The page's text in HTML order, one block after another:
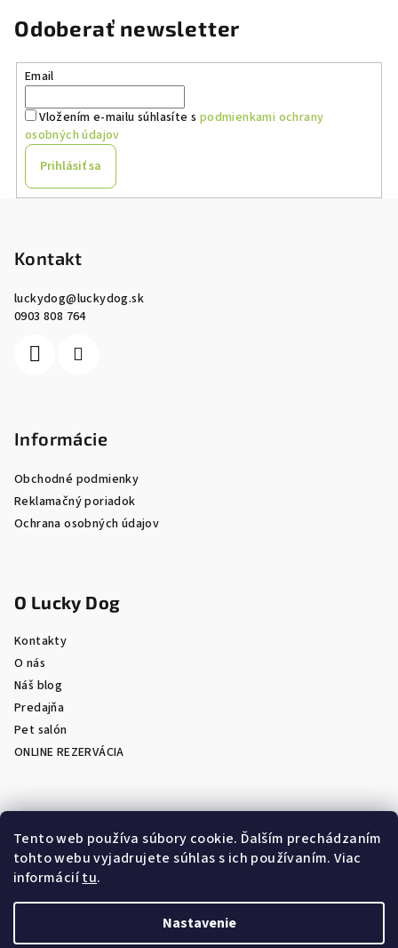
Tento web používa súbory cookie. Ďalším prechádzaním
tohto webu vyjadrujete súhlas s ich používaním. Viac
informáciítu.
Nastavenie
Odoberať newsletter
Email
Vložením e-mailu súhlasíte s podmienkami ochrany
osobných údajov
Prihlásiť sa
Kontakt
luckydog@luckydog.sk
0903 808 764
Informácie
Obchodné podmienky
Reklamačný poriadok
Ochrana osobných údajov
O Lucky Dog
Kontakty
O nás
Náš blog
Predajňa
Pet salón
ONLINE REZERVÁCIA
Prijímame online platby